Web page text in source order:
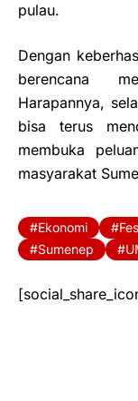
pulau.
Dengan
berencana
Harapannya,
bisa terus
membuka
masyarakat
Ekonomi
Sumenep